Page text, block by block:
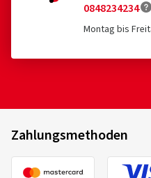
0848234234
Montag bis
Zahlungsmethoden